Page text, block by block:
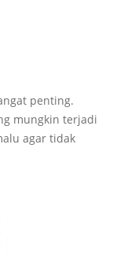
penting.
mungkin terjadi
agar tidak